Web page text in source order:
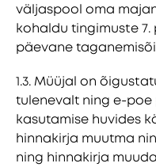
väljaspool oma
kohaldu tingimuste
päevane
1.3. Müüjal on
tulenevalt ning e-
kasutamise huvides
hinnakirja muutma
ning hinnakirja